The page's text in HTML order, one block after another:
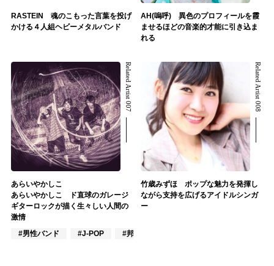
RASTEIN 魂のこもった言葉を投げ
かける４人組ヘビーメタルバンド
AH(嗚呼) 異色のプロフィールを霞
ませるほどの音楽的才能に引き込ま
れる
Related Artist 007
あらいやかしこ
あらいやかしこ ド直球のガレージ
ギターロックが描く生々しい人間の
激情
#男性バンド
#J-POP #邦ロック
Related Artist 008
竹歳みずほ ポップな魅力を発揮し
ながら支持を広げるアイドルシンガ
ー